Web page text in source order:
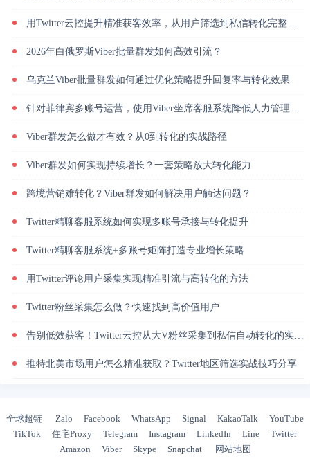
用Twitter云控提升精准获客效率，从用户筛选到私信转化完整解析
2026年白俄罗斯Viber批量群发如何高效引流？
乌克兰Viber批量群发如何通过优化策略提升回复率与转化效果
针对菲律宾多账号运营，使用Viber坐席客服系统降低人力管理成本
Viber群发怎么做才有效？从0到转化的实战路径
Viber群发如何实现持续增长？一套策略放大转化能力
跨境营销难转化？Viber群发如何解决用户触达问题？
Twitter精聊客服系统如何实现多账号承接与转化提升
Twitter精聊客服系统+多账号矩阵打造专业增长策略
用Twitter评论用户采集实现精准引流与高转化的方法
Twitter粉丝采集怎么做？快速找到高价值用户
告别低效获客！Twitter云控从大V粉丝采集到私信自动转化的实操闭环
推特北美市场用户怎么精准获取？Twitter地区筛选实战技巧分享
全球超链 Zalo Facebook WhatsApp Signal KakaoTalk
YouTube
TikTok
住宅Proxy Telegram Instagram LinkedIn Line
Twitter
Amazon
Viber Skype Snapchat 网站地图